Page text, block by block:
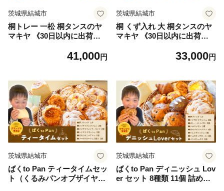
茨城県結城市
桐トレー 一松 桐タンスのヤ
マキヤ 《30日以内に出荷予
市 工芸品 桐 おぼん トレー
41,000円
茨城県結城市
桐 くず入れ 大 桐タンスのヤ
マキヤ 《30日以内に出荷予
工芸品 ゴミ箱 ダストボック
33,000円
茨城県結城市
ばくto Pan ティータイムセッ
ト（くるみパンオブザイヤー
茨城県結城市
ばくto Pan ディニッシュ Lov
er セット 8種類 11個 詰め合